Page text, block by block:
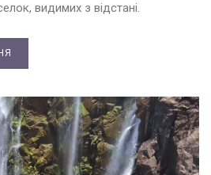
видимих з відстані.